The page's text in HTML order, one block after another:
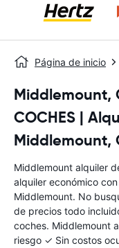
Página de inicio
Middlemount,
COCHES |
Middlemount,
Middlemount alquiler
alquiler económico
Middlemount. No
de precios todo
coches. Middlemount
riesgo ✓ Sin costos